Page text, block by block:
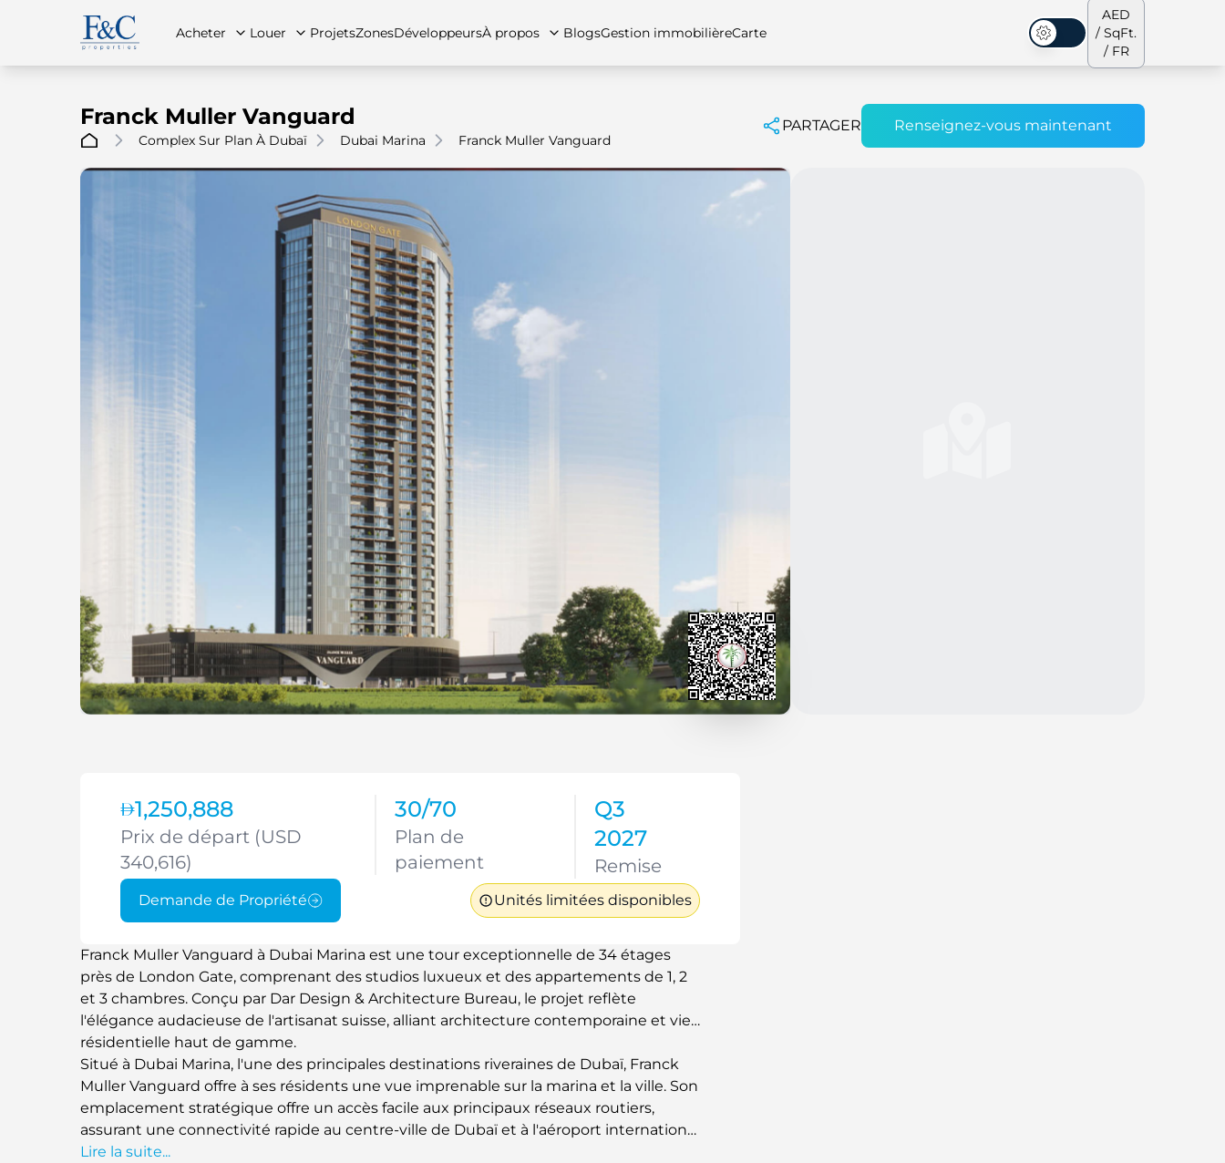
Acheter
Maisons de ville
Louer
Maisons de ville
ProjetsZonesDéveloppeursÀ propos BlogsGestion immobilièreCarte
Mode sombre
AED
/ SqFt.
/ FR
Franck Muller Vanguard
Complex Sur Plan À Dubaï Dubai Marina Franck Muller Vanguard
PARTAGER Renseignez-vous maintenant
1,250,888
Prix de départ (USD
340,616)
30/70
Plan de
paiement
Q3
2027
Remise
Demande de Propriété Unités limitées disponibles
Franck Muller Vanguard à Dubai Marina est une tour exceptionnelle de 34 étages
près de London Gate, comprenant des studios luxueux et des appartements de 1, 2
et 3 chambres. Conçu par Dar Design & Architecture Bureau, le projet reflète
l'élégance audacieuse de l'artisanat suisse, alliant architecture contemporaine et vie
résidentielle haut de gamme.
Situé à Dubai Marina, l'une des principales destinations riveraines de Dubaï, Franck
Muller Vanguard offre à ses résidents une vue imprenable sur la marina et la ville. Son
emplacement stratégique offre un accès facile aux principaux réseaux routiers,
assurant une connectivité rapide au centre-ville de Dubaï et à l'aéroport international
de Dubaï. Airport, and other key areas.
Lire la suite...